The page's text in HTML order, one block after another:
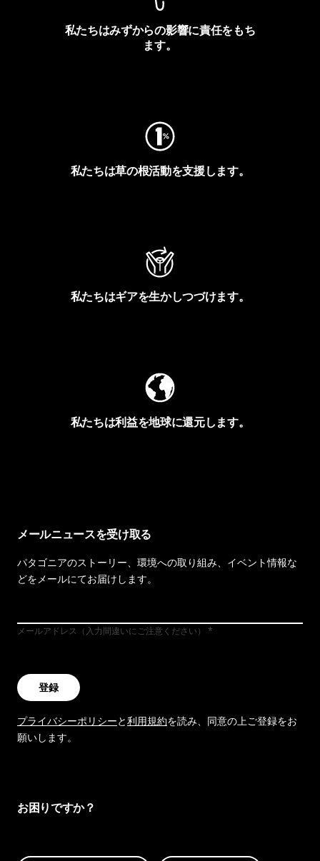
私たちはみずからの影響に責任をもち
ます。
私たちは草の根活動を支援します。
私たちはギアを生かしつづけます。
私たちは利益を地球に還元します。
メールニュースを受け取る
パタゴニアのストーリー、環境への取り組み、イベント情報な
どをメールにてお届けします。
メールアドレス（入力間違いにご注意ください）
登録
プライバシーポリシーと利用規約を読み、同意の上ご登録をお
願いします。
お困りですか？